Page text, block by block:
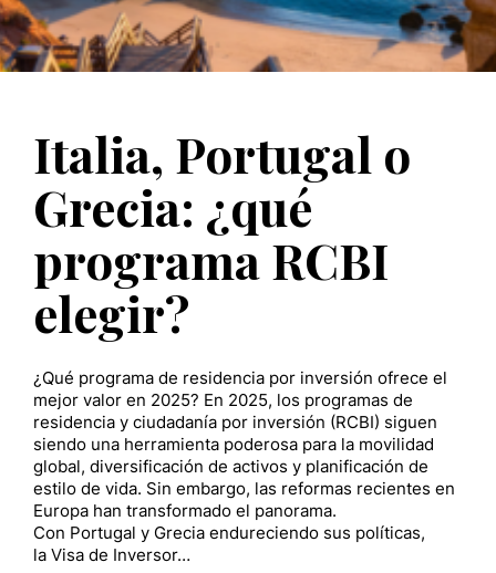
Italia, Portugal o
Grecia: ¿qué
programa RCBI
elegir?
¿Qué programa de residencia por inversión ofrece el
mejor valor en 2025? En 2025, los programas de
residencia y ciudadanía por inversión (RCBI) siguen
siendo una herramienta poderosa para la movilidad
global, diversificación de activos y planificación de
estilo de vida. Sin embargo, las reformas recientes en
Europa han transformado el panorama.
Con Portugal y Grecia endureciendo sus políticas,
la Visa de Inversor…